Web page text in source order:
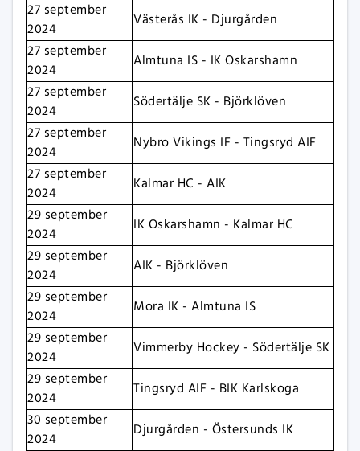
27 september
2024
Västerås IK - Djurgården
27 september
2024
Almtuna IS - IK Oskarshamn
27 september
2024
Södertälje SK - Björklöven
27 september
2024
Nybro Vikings IF - Tingsryd AIF
27 september
2024
Kalmar HC - AIK
29 september
2024
IK Oskarshamn - Kalmar HC
29 september
2024
AIK - Björklöven
29 september
2024
Mora IK - Almtuna IS
29 september
2024
Vimmerby Hockey - Södertälje SK
29 september
2024
Tingsryd AIF - BIK Karlskoga
30 september
2024
Djurgården - Östersunds IK